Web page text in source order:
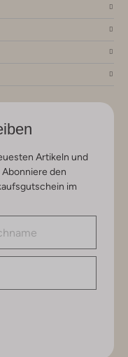
Artikeln und
den
im